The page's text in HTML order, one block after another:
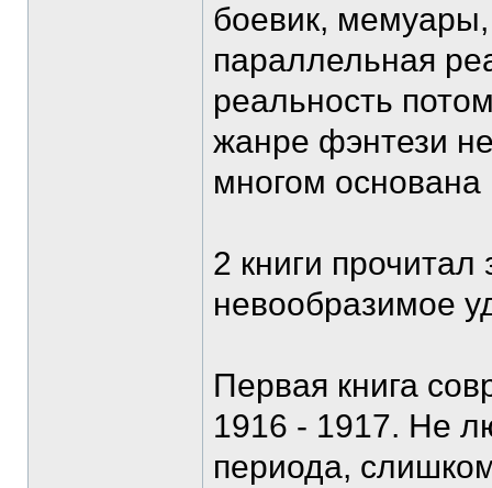
боевик, мемуары,
параллельная
реальность
жанре фэнтези не
многом основана
2 книги
невообразимое
Первая книга
1916 - 1917. Не
периода,